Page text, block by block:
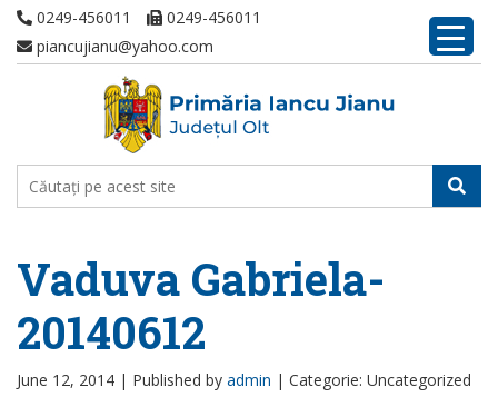
0249-456011
0249-456011
piancujianu@yahoo.com
Vaduva Gabriela-
20140612
June 12, 2014 | Published by admin | Categorie: Uncategorized